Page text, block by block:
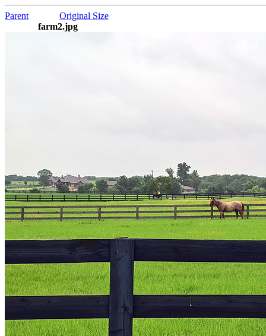
Parent
Original Size
farm2.jpg